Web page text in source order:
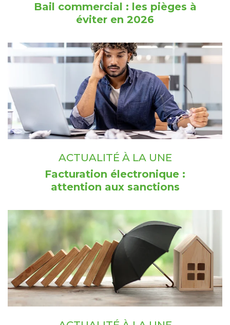
Bail commercial : les pièges à
éviter en 2026
ACTUALITÉ À LA UNE
Facturation électronique :
attention aux sanctions